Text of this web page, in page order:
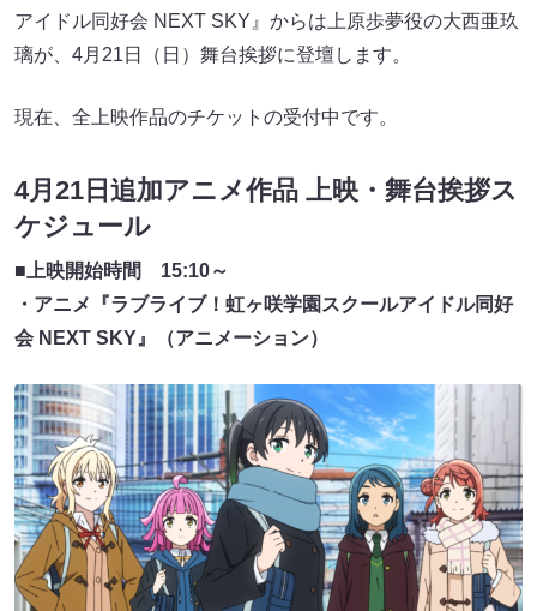
アイドル同好会 NEXT SKY』からは上原歩夢役の大西亜玖
璃が、4月21日（日）舞台挨拶に登壇します。
現在、全上映作品のチケットの受付中です。
4月21日追加アニメ作品 上映・舞台挨拶ス
ケジュール
■上映開始時間 15:10～
・アニメ『ラブライブ！虹ヶ咲学園スクールアイドル同好
会 NEXT SKY』（アニメーション）